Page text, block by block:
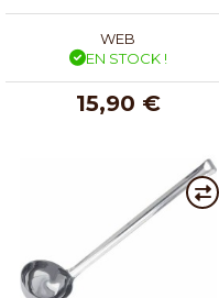
WEB
EN STOCK !
15,90 €